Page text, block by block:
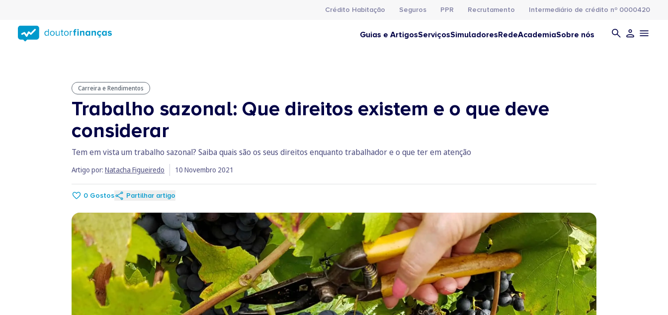
conteúdo
principal
Crédito Habitação Seguros PPR Recrutamento Intermediário de crédito nº 0000420
Guias e ArtigosServiçosSimuladoresRedeAcademiaSobre nós
Carreira e Rendimentos
Trabalho sazonal: Que direitos existem e o que deve
considerar
Tem em vista um trabalho sazonal? Saiba quais são os seus direitos enquanto trabalhador e o que ter em atenção
Artigo por: Natacha Figueiredo 10 Novembro 2021
0 Gostos Partilhar artigo